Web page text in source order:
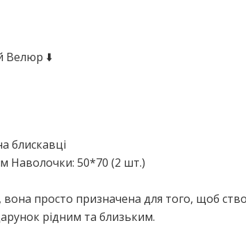
Велюр ⬇️
блискавці
Наволочки: 50*70 (2 шт.)
вона просто призначена для того, щоб
рідним та близьким.